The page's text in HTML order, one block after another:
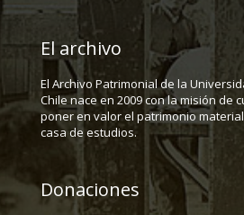
El archivo
El Archivo Patrimonial de la
Chile nace en 2009 con la misión de
poner en valor el patrimonio
casa de estudios.
Donaciones